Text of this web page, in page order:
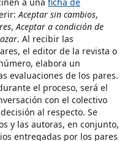
Aceptar sin cambios,
,Aceptar a condición de
. Al recibir las
el editor de la revista o
elabora un
evaluaciones de los pares.
el proceso, será el
con el colectivo
al respecto. Se
y las autoras, en conjunto,
entregadas por los pares